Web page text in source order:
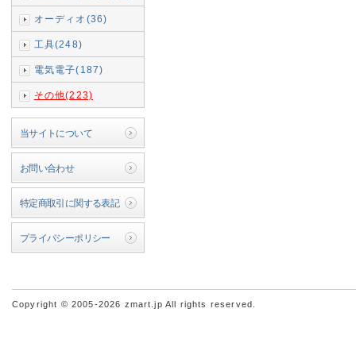
オーディオ(36)
工具(248)
電気電子(187)
その他(223)
当サイトについて
お問い合わせ
特定商取引に関する表記
プライバシーポリシー
Copyright © 2005-2026 zmart.jp All rights reserved.